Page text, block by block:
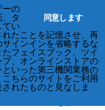
Facebook
X
Instagram
RSS
Facebook
X
同意します
ーの
タ
てい
たことを記憶させ、再
インインを省略するな
フェイスブック、ツイ
、オンラインストアの
いった第三機関業務の
ちらのサイトをご利用
れたものと見なしま